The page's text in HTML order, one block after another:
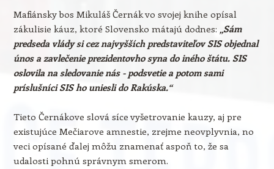
Mafiánsky bos Mikuláš Černák vo svojej knihe opísal
zákulisie káuz, ktoré Slovensko mátajú dodnes: „Sám
predseda vlády si cez najvyšších predstaviteľov SIS objednal
únos a zavlečenie prezidentovho syna do iného štátu. SIS
oslovila na sledovanie nás - podsvetie a potom sami
príslušníci SIS ho uniesli do Rakúska.“
Tieto Černákove slová síce vyšetrovanie kauzy, aj pre
existujúce Mečiarove amnestie, zrejme neovplyvnia, no
veci opísané ďalej môžu znamenať aspoň to, že sa
udalosti pohnú správnym smerom.